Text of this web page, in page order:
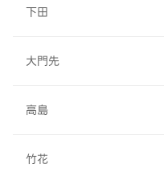
下田
大門先
高島
竹花